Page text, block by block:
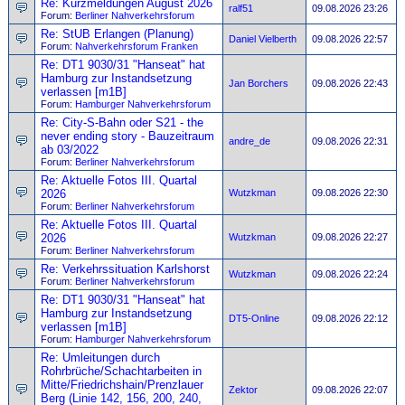
Re: Kurzmeldungen August 2026
Forum: Berliner Nahverkehrsforum
ralf51 09.08.2026 23:26
Re: StUB Erlangen (Planung)
Forum: Nahverkehrsforum Franken
Daniel Vielberth 09.08.2026 22:57
Re: DT1 9030/31 "Hanseat" hat
Hamburg zur Instandsetzung
verlassen [m1B]
Forum: Hamburger Nahverkehrsforum
Jan Borchers 09.08.2026 22:43
Re: City-S-Bahn oder S21 - the
never ending story - Bauzeitraum
ab 03/2022
Forum: Berliner Nahverkehrsforum
andre_de 09.08.2026 22:31
Re: Aktuelle Fotos III. Quartal
2026
Forum: Berliner Nahverkehrsforum
Wutzkman 09.08.2026 22:30
Re: Aktuelle Fotos III. Quartal
2026
Forum: Berliner Nahverkehrsforum
Wutzkman 09.08.2026 22:27
Re: Verkehrssituation Karlshorst
Forum: Berliner Nahverkehrsforum
Wutzkman 09.08.2026 22:24
Re: DT1 9030/31 "Hanseat" hat
Hamburg zur Instandsetzung
verlassen [m1B]
Forum: Hamburger Nahverkehrsforum
DT5-Online 09.08.2026 22:12
Re: Umleitungen durch
Rohrbrüche/Schachtarbeiten in
Mitte/Friedrichshain/Prenzlauer
Berg (Linie 142, 156, 200, 240,
Zektor 09.08.2026 22:07